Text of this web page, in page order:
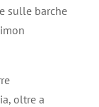
sulle barche
oltre a